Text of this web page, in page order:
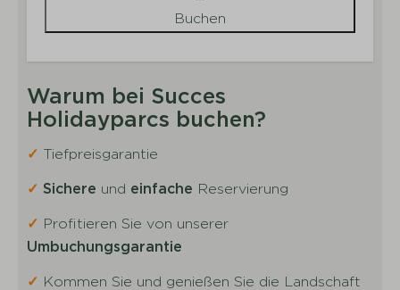
Buchen
Warum bei Succes
Holidayparcs buchen?
✓ Tiefpreisgarantie
✓ Sichere und einfache Reservierung
✓ Profitieren Sie von unserer
Umbuchungsgarantie
✓ Kommen Sie und genießen Sie die Landschaft